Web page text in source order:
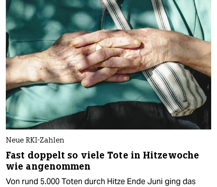
Neue RKI-Zahlen
Fast doppelt so viele Tote in Hitzewoche
wie angenommen
Von rund 5.000 Toten durch Hitze Ende Juni ging das